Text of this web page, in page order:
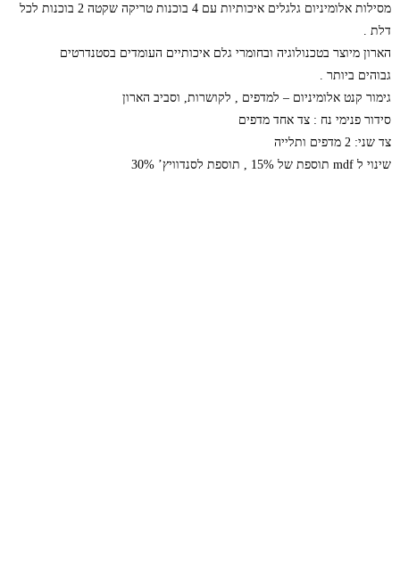
מסילות אלומיניום גלגלים איכותיות עם 4 בוכנות טריקה שקטה 2 בוכנות לכל
דלת .
הארון מיוצר בטכנולוגיה ובחומרי גלם איכותיים העומדים בסטנדרטים
גבוהים ביותר .
גימור קנט אלומיניום – למדפים , לקושרות, וסביב הארון
סידור פנימי נח : צד אחד מדפים
צד שני: 2 מדפים ותלייה
שינוי ל mdf תוספת של 15% , תוספת לסנדוויץ’ 30%